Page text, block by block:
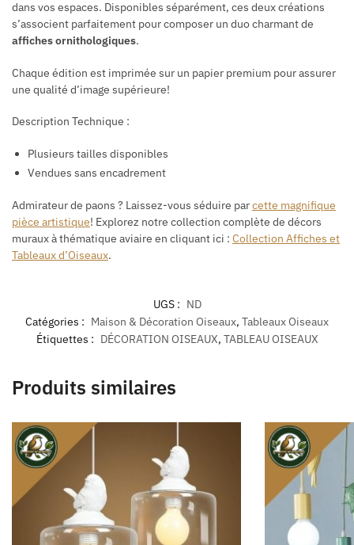
dans vos espaces. Disponibles séparément, ces deux créations
s’associent parfaitement pour composer un duo charmant de
affiches ornithologiques.
Chaque édition est imprimée sur un papier premium pour assurer
une qualité d’image supérieure!
Description Technique :
Plusieurs tailles disponibles
Vendues sans encadrement
Admirateur de paons ? Laissez-vous séduire parcette magnifique
pièce artistique! Explorez notre collection complète de décors
muraux à thématique aviaire en cliquant ici : Collection Affiches et
Tableaux d’Oiseaux.
UGS : ND
Catégories : Maison & Décoration Oiseaux, Tableaux Oiseaux
Étiquettes : DÉCORATION OISEAUX, TABLEAU OISEAUX
Produits similaires